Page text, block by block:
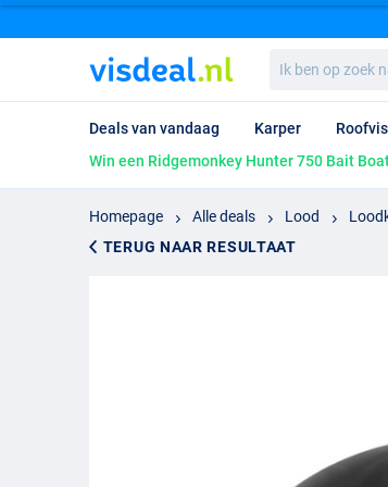
ben
op
naar...
Deals van vandaag Karper Roofvis
Win een Ridgemonkey Hunter 750 Bait
Homepage Alle deals Lood
TERUG NAAR RESULTAAT